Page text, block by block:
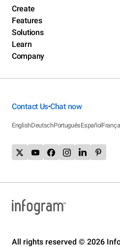
Create
Features
Solutions
Learn
Company
Contact Us•Chat now
EnglishDeutschPortuguêsEspañol
All rights reserved © 2026